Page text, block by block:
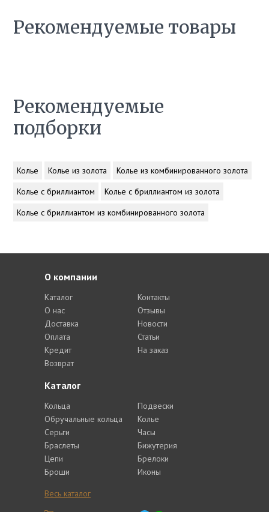
Рекомендуемые товары
Рекомендуемые
подборки
Колье Колье из золота
Колье из комбинированного золота
Колье с бриллиантом
Колье с бриллиантом из золота
Колье с бриллиантом из комбинированного золота
Каталог
Кольца
Обручальные кольца
Серьги
Браслеты
Цепи
Броши
Подвески
Колье
Часы
Бижутерия
Брелоки
Иконы
Весь каталог
О компании
Каталог
О нас
Доставка
Оплата
Кредит
Возврат
Контакты
Отзывы
Новости
Статьи
На заказ